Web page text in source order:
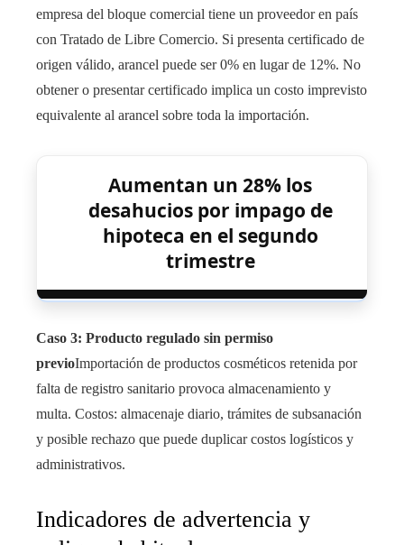
empresa del bloque comercial tiene un proveedor en país
con Tratado de Libre Comercio. Si presenta certificado de
origen válido, arancel puede ser 0% en lugar de 12%. No
obtener o presentar certificado implica un costo imprevisto
equivalente al arancel sobre toda la importación.
Aumentan un 28% los
desahucios por impago de
hipoteca en el segundo
trimestre
Caso 3: Producto regulado sin permiso
previoImportación de productos cosméticos retenida por
falta de registro sanitario provoca almacenamiento y
multa. Costos: almacenaje diario, trámites de subsanación
y posible rechazo que puede duplicar costos logísticos y
administrativos.
Indicadores de advertencia y